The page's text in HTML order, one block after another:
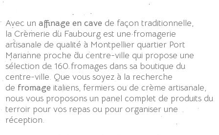
Avec unaffinage en cave de façon traditionnelle,
la Crèmerie du Faubourg est une fromagerie
artisanale de qualité à Montpellier quartier Port
Marianne proche du centre-ville qui propose une
sélection de 160 fromages dans sa boutique du
centre-ville. Que vous soyez à la recherche
de fromage italiens, fermiers ou de crème artisanale,
nous vous proposons un panel complet de produits du
terroir pour vos repas ou pour organiser une
réception.